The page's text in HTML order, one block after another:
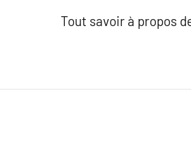
Tout savoir à propos